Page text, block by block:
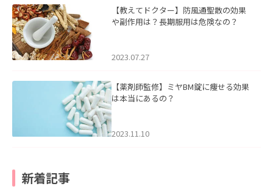
【教えてドクター】防風通聖散の効果
や副作用は？長期服用は危険なの？
2023.07.27
【薬剤師監修】ミヤBM錠に痩せる効果
は本当にあるの？
2023.11.10
新着記事